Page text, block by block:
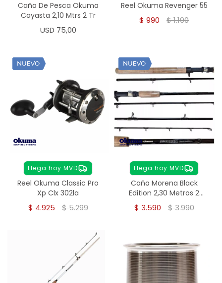
Caña De Pesca Okuma
Cayasta 2,10 Mtrs 2 Tr
USD 75,00
Reel Okuma Revenger 55
$ 990 $1.190
Llega hoy MVD
Reel Okuma Classic Pro
Xp Clx 302la
$ 4.925 $5.299
Llega hoy MVD
Caña Morena Black
Edition 2,30 Metros 2
tramos
$ 3.590 $3.990